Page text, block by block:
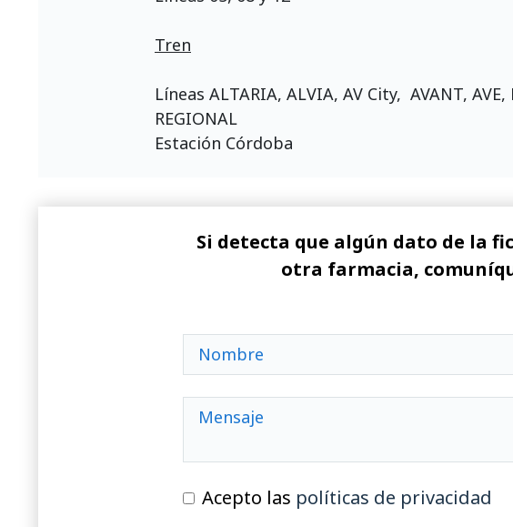
Tren
Líneas ALTARIA, ALVIA, AV City, AVANT, AVE,
REGIONAL
Estación Córdoba
Si detecta que algún dato de la
otra farmacia,
Acepto las políticas de privacidad